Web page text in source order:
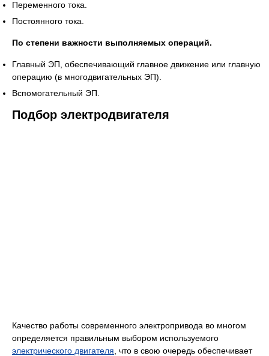
Переменного тока.
Постоянного тока.
По степени важности выполняемых операций.
Главный ЭП, обеспечивающий главное движение или главную
операцию (в многодвигательных ЭП).
Вспомогательный ЭП.
Подбор электродвигателя
Качество работы современного электропривода во многом
определяется правильным выбором используемого
электрического двигателя , что в свою очередь обеспечивает